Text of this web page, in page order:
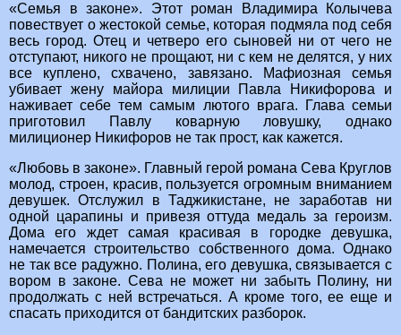
«Семья в законе». Этот роман Владимира Колычева
повествует о жестокой семье, которая подмяла под себя
весь город. Отец и четверо его сыновей ни от чего не
отступают, никого не прощают, ни с кем не делятся, у них
все куплено, схвачено, завязано. Мафиозная семья
убивает жену майора милиции Павла Никифорова и
наживает себе тем самым лютого врага. Глава семьи
приготовил Павлу коварную ловушку, однако
милиционер Никифоров не так прост, как кажется.
«Любовь в законе». Главный герой романа Сева Круглов
молод, строен, красив, пользуется огромным вниманием
девушек. Отслужил в Таджикистане, не заработав ни
одной царапины и привезя оттуда медаль за героизм.
Дома его ждет самая красивая в городке девушка,
намечается строительство собственного дома. Однако
не так все радужно. Полина, его девушка, связывается с
вором в законе. Сева не может ни забыть Полину, ни
продолжать с ней встречаться. А кроме того, ее еще и
спасать приходится от бандитских разборок.